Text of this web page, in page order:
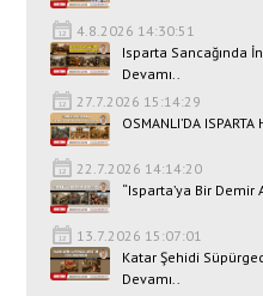
4.8.2026 14:30:51
Isparta Sancağında
Devamı..
27.7.2026 15:14:29
OSMANLI’DA
22.7.2026 14:14:20
“Isparta’ya Bir Demir
13.7.2026 15:07:01
Katar Şehidi
Devamı..